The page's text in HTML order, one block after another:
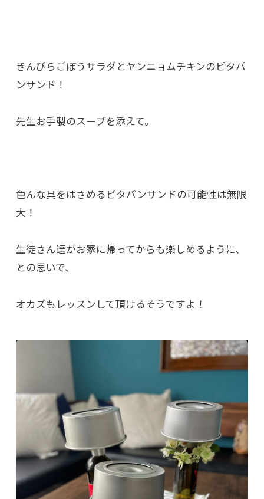
きんぴらごぼうサラダとヤンニョムチキンのピタパ
ンサンド！
先生お手製のスープを添えて。
色んな具をはさめるピタパンサンドの可能性は無限
大！
生徒さん達がお家に帰ってからも楽しめるように、
との思いで、
オカズもレッスンして頂けるそうですよ！